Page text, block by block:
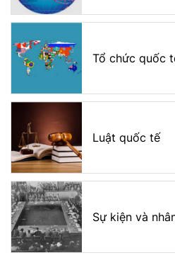
Tổ chức quốc
Luật quốc tế
Sự kiện và